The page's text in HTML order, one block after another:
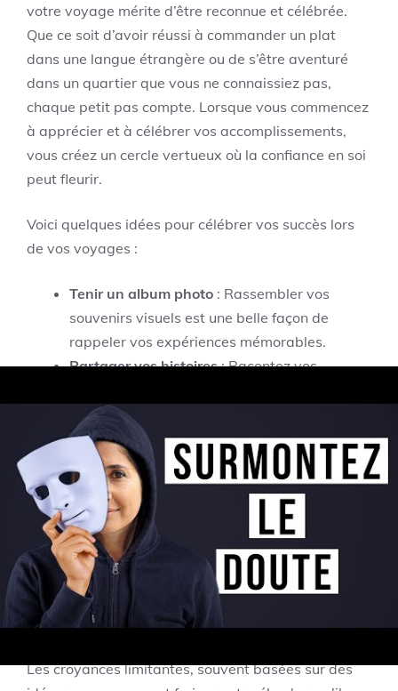
votre voyage mérite d’être reconnue et célébrée.
Que ce soit d’avoir réussi à commander un plat
dans une langue étrangère ou de s’être aventuré
dans un quartier que vous ne connaissiez pas,
chaque petit pas compte. Lorsque vous commencez
à apprécier et à célébrer vos accomplissements,
vous créez un cercle vertueux où la confiance en soi
peut fleurir.
Voici quelques idées pour célébrer vos succès lors
de vos voyages :
Tenir un album photo : Rassembler vos
souvenirs visuels est une belle façon de
rappeler vos expériences mémorables.
Partager vos histoires: Racontez vos
renforce votre perception de
l’accomplissement.
Créer une liste de « je l’ai fait »!
: Inscrivez
toutes les choses que vous avez réalisées
pendant votre voyage.
Renverser les croyances
limitantes et éviter la
comparaison
Les croyances limitantes, souvent basées sur des